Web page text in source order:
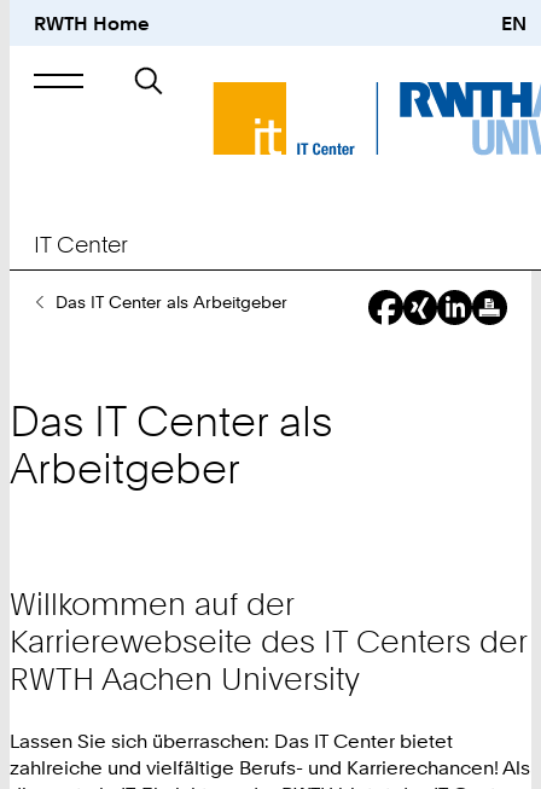
RWTH Home EN
Suche
nach
IT Center
SieDas IT Center als Arbeitgeber
Das IT Center als
Arbeitgeber
Willkommen auf der
Karrierewebseite des IT Centers der
RWTH Aachen University
Lassen Sie sich überraschen: Das IT Center bietet
zahlreiche und vielfältige Berufs- und Karrierechancen! Als